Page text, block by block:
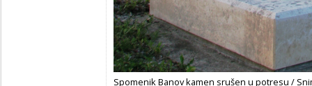
Spomenik Banov kamen srušen u potresu /